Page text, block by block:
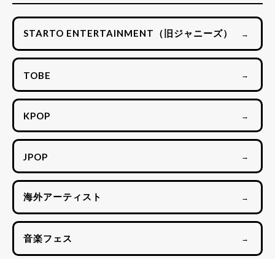
STARTO ENTERTAINMENT（旧ジャニーズ） →
TOBE →
KPOP →
JPOP →
海外アーティスト →
音楽フェス →